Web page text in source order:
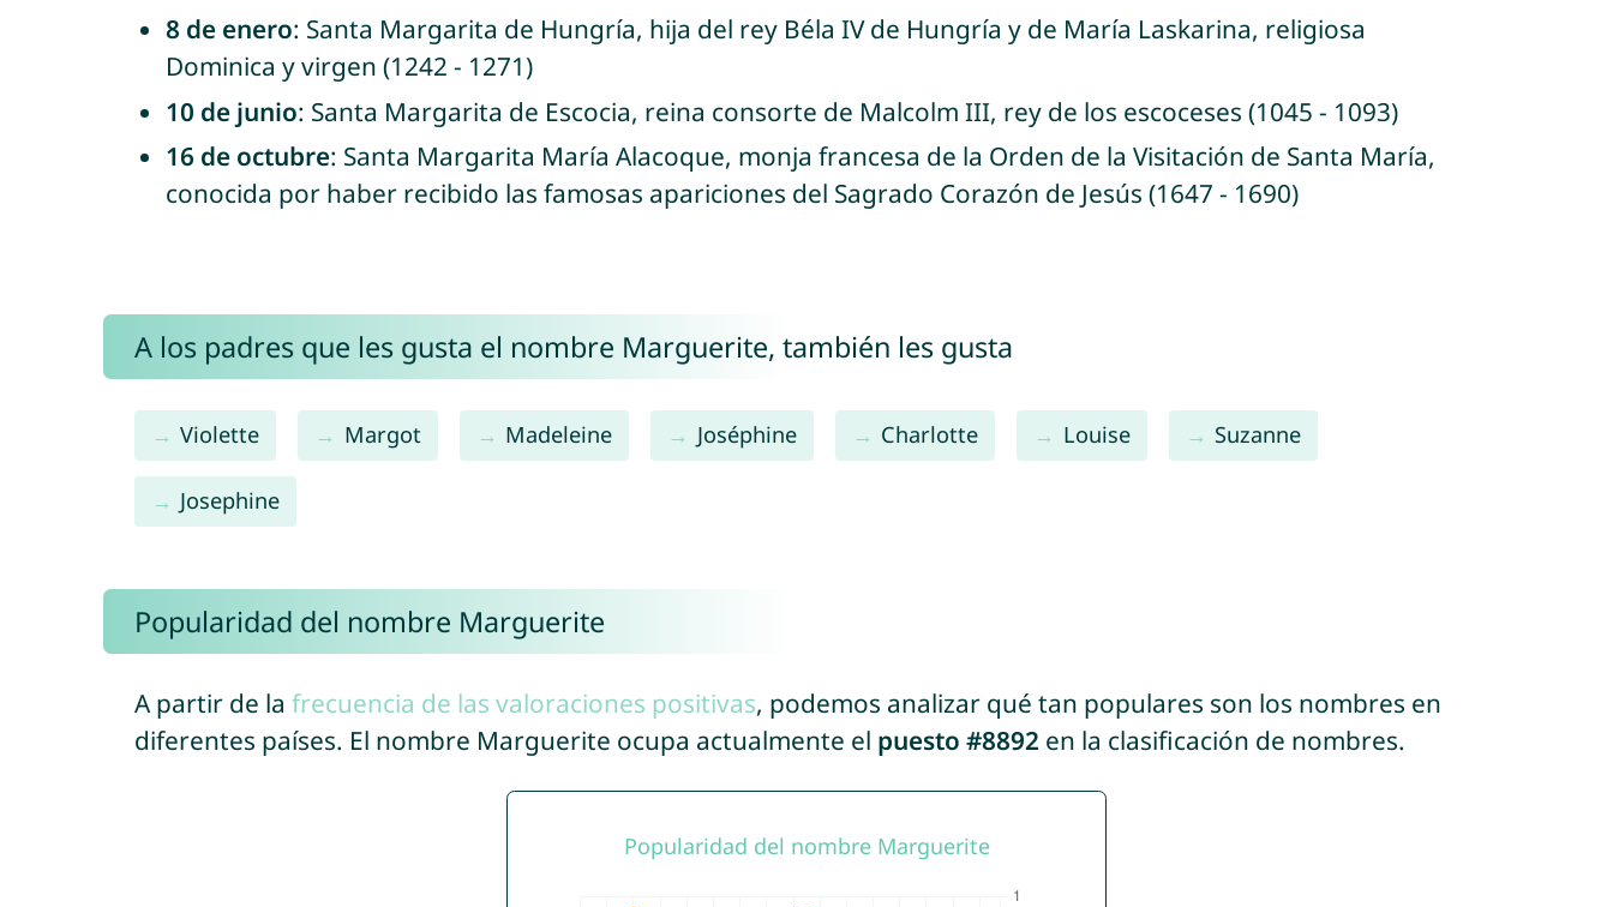
8 de enero: Santa Margarita de Hungría, hija del rey Béla IV de Hungría y de María Laskarina, religiosa
Dominica y virgen (1242 - 1271)
10 de junio: Santa Margarita de Escocia, reina consorte de Malcolm III, rey de los escoceses (1045 - 1093)
16 de octubre: Santa Margarita María Alacoque, monja francesa de la Orden de la Visitación de Santa María,
conocida por haber recibido las famosas apariciones del Sagrado Corazón de Jesús (1647 - 1690)
A los padres que les gusta el nombre Marguerite, también les gusta
Violette Margot Madeleine Joséphine Charlotte Louise Suzanne
Josephine
Popularidad del nombre Marguerite
A partir de la frecuencia de las valoraciones positivas, podemos analizar qué tan populares son los nombres en
diferentes países. El nombre Marguerite ocupa actualmente el puesto #8892 en la clasificación de nombres.